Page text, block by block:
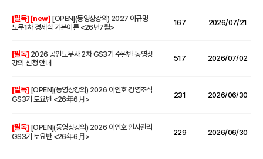
[필독] [new] [OPEN](동영상강의) 2027 이규명
노무1차 경제학 기본이론 <26년7월>
167 2026/07/21
[필독] 2026 공인노무사 2차 GS3기 주말반 동영상
강의 신청 안내
517 2026/07/02
[필독] [OPEN](동영상강의) 2026 이인호 경영조직
GS3기 토요반 <26年6月>
231 2026/06/30
[필독] [OPEN](동영상강의) 2026 이인호 인사관리
GS3기 토요반 <26年6月>
229 2026/06/30